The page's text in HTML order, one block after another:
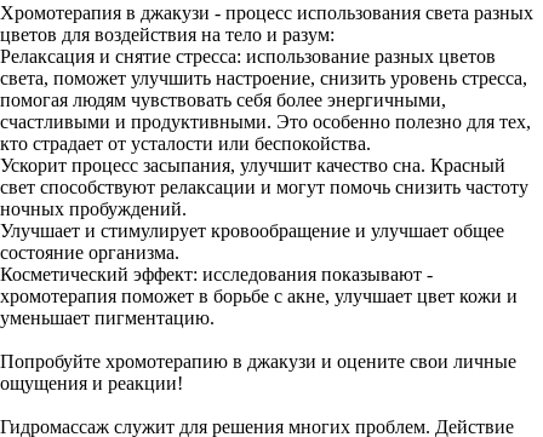
Хромотерапия в джакузи - процесс использования света разных
цветов для воздействия на тело и разум:
Релаксация и снятие стресса: использование разных цветов
света, поможет улучшить настроение, снизить уровень стресса,
помогая людям чувствовать себя более энергичными,
счастливыми и продуктивными. Это особенно полезно для тех,
кто страдает от усталости или беспокойства.
Ускорит процесс засыпания, улучшит качество сна. Красный
свет способствуют релаксации и могут помочь снизить частоту
ночных пробуждений.
Улучшает и стимулирует кровообращение и улучшает общее
состояние организма.
Косметический эффект: исследования показывают -
хромотерапия поможет в борьбе с акне, улучшает цвет кожи и
уменьшает пигментацию.
Попробуйте хромотерапию в джакузи и оцените свои личные
ощущения и реакции!
Гидромассаж служит для решения многих проблем. Действие